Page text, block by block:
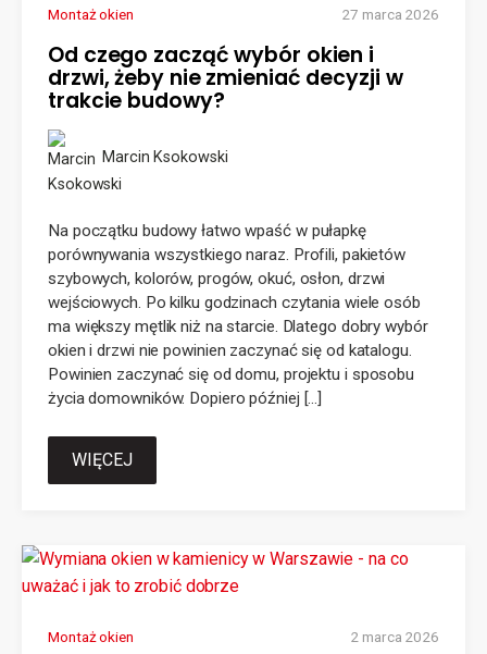
Montaż okien 27 marca 2026
Od czego zacząć wybór okien i
drzwi, żeby nie zmieniać decyzji w
trakcie budowy?
Marcin Ksokowski
Na początku budowy łatwo wpaść w pułapkę
porównywania wszystkiego naraz. Profili, pakietów
szybowych, kolorów, progów, okuć, osłon, drzwi
wejściowych. Po kilku godzinach czytania wiele osób
ma większy mętlik niż na starcie. Dlatego dobry wybór
okien i drzwi nie powinien zaczynać się od katalogu.
Powinien zaczynać się od domu, projektu i sposobu
życia domowników. Dopiero później […]
WIĘCEJ
Montaż okien 2 marca 2026